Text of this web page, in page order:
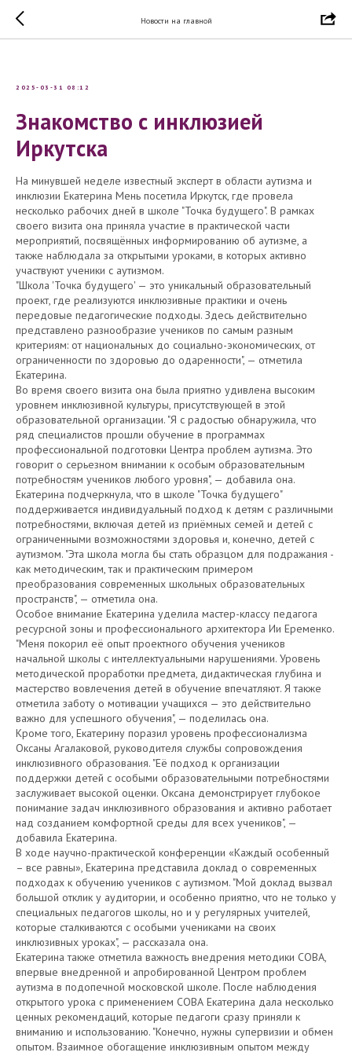
Новости на главной
2025-03-31 08:12
Знакомство с инклюзией
Иркутска
На минувшей неделе известный эксперт в области аутизма и
инклюзии Екатерина Мень посетила Иркутск, где провела
несколько рабочих дней в школе "Точка будущего". В рамках
своего визита она приняла участие в практической части
мероприятий, посвящённых информированию об аутизме, а
также наблюдала за открытыми уроками, в которых активно
участвуют ученики с аутизмом.
"Школа 'Точка будущего' — это уникальный образовательный
проект, где реализуются инклюзивные практики и очень
передовые педагогические подходы. Здесь действительно
представлено разнообразие учеников по самым разным
критериям: от национальных до социально-экономических, от
ограниченности по здоровью до одаренности", — отметила
Екатерина.
Во время своего визита она была приятно удивлена высоким
уровнем инклюзивной культуры, присутствующей в этой
образовательной организации. "Я с радостью обнаружила, что
ряд специалистов прошли обучение в программах
профессиональной подготовки Центра проблем аутизма. Это
говорит о серьезном внимании к особым образовательным
потребностям учеников любого уровня", — добавила она.
Екатерина подчеркнула, что в школе "Точка будущего"
поддерживается индивидуальный подход к детям с различными
потребностями, включая детей из приёмных семей и детей с
ограниченными возможностями здоровья и, конечно, детей с
аутизмом. "Эта школа могла бы стать образцом для подражания -
как методическим, так и практическим примером
преобразования современных школьных образовательных
пространств", — отметила она.
Особое внимание Екатерина уделила мастер-классу педагога
ресурсной зоны и профессионального архитектора Ии Еременко.
"Меня покорил её опыт проектного обучения учеников
начальной школы с интеллектуальными нарушениями. Уровень
методической проработки предмета, дидактическая глубина и
мастерство вовлечения детей в обучение впечатляют. Я также
отметила заботу о мотивации учащихся — это действительно
важно для успешного обучения", — поделилась она.
Кроме того, Екатерину поразил уровень профессионализма
Оксаны Агалаковой, руководителя службы сопровождения
инклюзивного образования. "Её подход к организации
поддержки детей с особыми образовательными потребностями
заслуживает высокой оценки. Оксана демонстрирует глубокое
понимание задач инклюзивного образования и активно работает
над созданием комфортной среды для всех учеников", —
добавила Екатерина.
В ходе научно-практической конференции «Каждый особенный
– все равны», Екатерина представила доклад о современных
подходах к обучению учеников с аутизмом. "Мой доклад вызвал
большой отклик у аудитории, и особенно приятно, что не только у
специальных педагогов школы, но и у регулярных учителей,
которые сталкиваются с особыми учениками на своих
инклюзивных уроках", — рассказала она.
Екатерина также отметила важность внедрения методики СОВА,
впервые внедренной и апробированной Центром проблем
аутизма в подопечной московской школе. После наблюдения
открытого урока с применением СОВА Екатерина дала несколько
ценных рекомендаций, которые педагоги сразу приняли к
вниманию и использованию. "Конечно, нужны супервизии и обмен
опытом. Взаимное обогащение инклюзивным опытом между